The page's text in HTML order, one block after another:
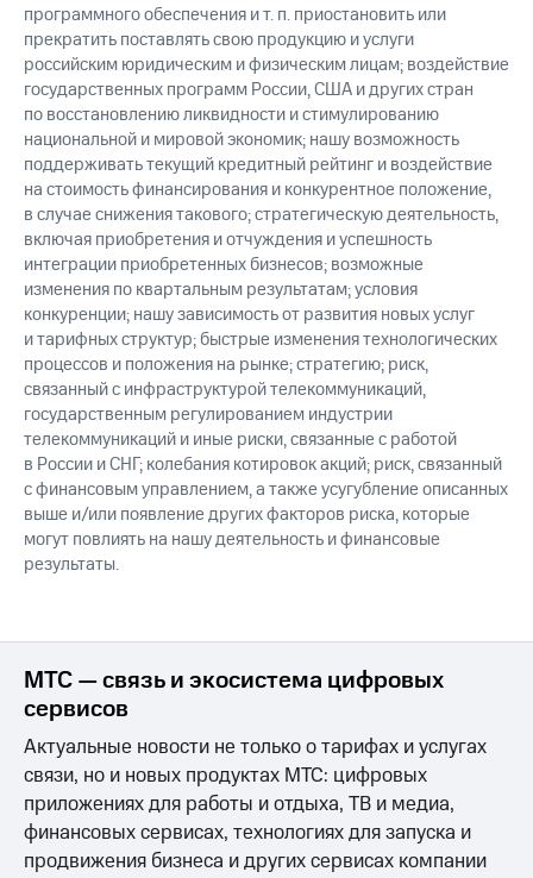
программного обеспечения и т. п. приостановить или
прекратить поставлять свою продукцию и услуги
российским юридическим и физическим лицам; воздействие
государственных программ России, США и других стран
по восстановлению ликвидности и стимулированию
национальной и мировой экономик; нашу возможность
поддерживать текущий кредитный рейтинг и воздействие
на стоимость финансирования и конкурентное положение,
в случае снижения такового; стратегическую деятельность,
включая приобретения и отчуждения и успешность
интеграции приобретенных бизнесов; возможные
изменения по квартальным результатам; условия
конкуренции; нашу зависимость от развития новых услуг
и тарифных структур; быстрые изменения технологических
процессов и положения на рынке; стратегию; риск,
связанный с инфраструктурой телекоммуникаций,
государственным регулированием индустрии
телекоммуникаций и иные риски, связанные с работой
в России и СНГ; колебания котировок акций; риск, связанный
с финансовым управлением, а также усугубление описанных
выше и/или появление других факторов риска, которые
могут повлиять на нашу деятельность и финансовые
результаты.
МТС — связь и экосистема цифровых
сервисов
Актуальные новости не только о тарифах и услугах
связи, но и новых продуктах МТС: цифровых
приложениях для работы и отдыха, ТВ и медиа,
финансовых сервисах, технологиях для запуска и
продвижения бизнеса и других сервисах компании